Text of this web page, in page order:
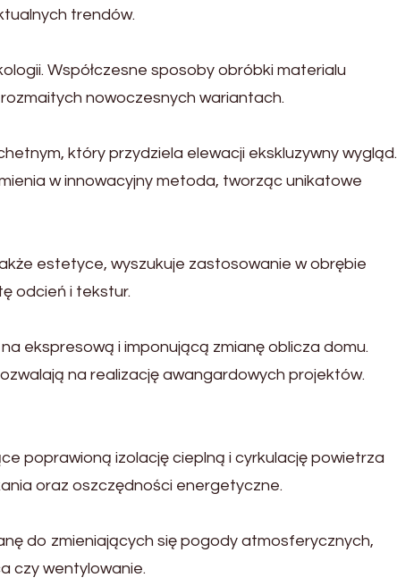
trendów.
Współczesne sposoby obróbki materialu
nowoczesnych wariantach.
który przydziela elewacji ekskluzywny wygląd.
w innowacyjny metoda, tworząc unikatowe
estetyce, wyszukuje zastosowanie w obrębie
odcień i tekstur.
ekspresową i imponującą zmianę oblicza domu.
na realizację awangardowych projektów.
poprawioną izolację cieplną i cyrkulację powietrza
oraz oszczędności energetyczne.
do zmieniających się pogody atmosferycznych,
czy wentylowanie.